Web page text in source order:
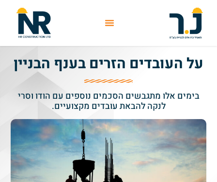
על העובדים הזרים בענף הבניין
בימים אלו מתגבשים הסכמים נוספים עם הודו וסרי
לנקה להבאת עובדים מקצועיים.